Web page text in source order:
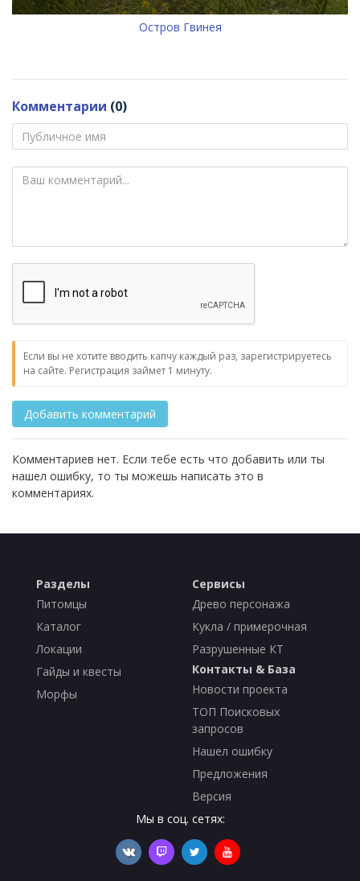
Остров Гвинея
Комментарии (0)
Если вы не хотите вводить капчу каждый раз, зарегистрируетесь
на сайте. Регистрация займет 1 минуту.
Комментариев нет. Если тебе есть что добавить или ты
нашел ошибку, то ты можешь написать это в
комментариях.
Разделы
Питомцы
Каталог
Локации
Гайды и квесты
Морфы
Сервисы
Древо персонажа
Кукла / примерочная
Разрушенные КТ
Контакты & База
Новости проекта
ТОП Поисковых
запросов
Нашел ошибку
Предложения
Версия
Мы в соц. сетях: